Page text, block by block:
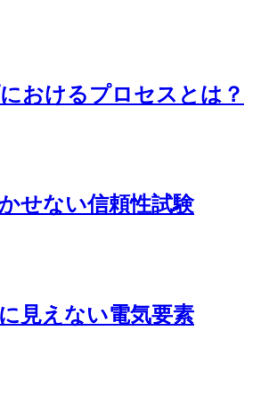
おけるプロセスとは？
せない信頼性試験
見えない電気要素